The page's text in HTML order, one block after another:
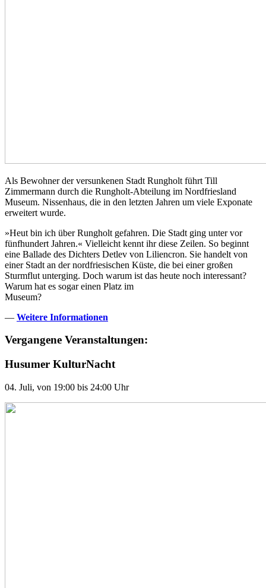
Als Bewohner der versunkenen Stadt Rungholt führt Till
Zimmermann durch die Rungholt-Abteilung im Nordfriesland
Museum. Nissenhaus, die in den letzten Jahren um viele Exponate
erweitert wurde.
»Heut bin ich über Rungholt gefahren. Die Stadt ging unter vor
fünfhundert Jahren.« Vielleicht kennt ihr diese Zeilen. So beginnt
eine Ballade des Dichters Detlev von Liliencron. Sie handelt von
einer Stadt an der nordfriesischen Küste, die bei einer großen
Sturmflut unterging. Doch warum ist das heute noch interessant?
Warum hat es sogar einen Platz im
Museum?
— Weitere Informationen
Vergangene Veranstaltungen:
Husumer KulturNacht
04. Juli, von 19:00 bis 24:00 Uhr